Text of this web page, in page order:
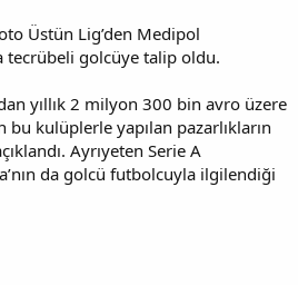
Üstün Lig’den Medipol
tecrübeli golcüye talip oldu.
yıllık 2 milyon 300 bin avro üzere
bu kulüplerle yapılan pazarlıkların
Ayrıyeten Serie A
da golcü futbolcuyla ilgilendiği